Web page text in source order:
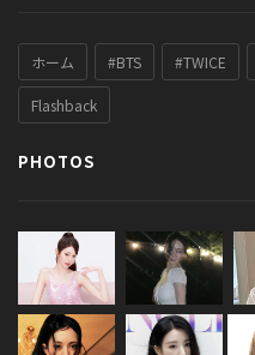
ホーム #BTS #TWICE
Flashback
PHOTOS